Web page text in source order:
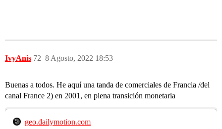
IvyAnis 8 Agosto, 2022 18:53
72
Buenas a todos. He aquí una tanda de comerciales de Francia /del
canal France 2) en 2001, en plena transición monetaria
geo.dailymotion.com